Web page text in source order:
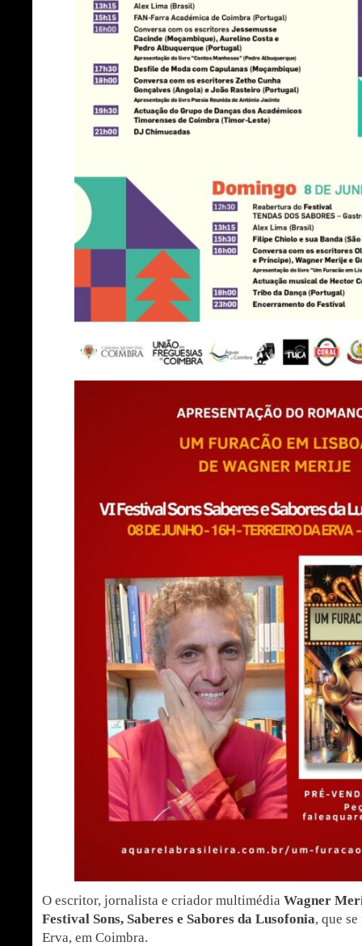
O escritor, jornalista e criador multimédia Wagner
Festival Sons, Saberes e Sabores da Lusofonia, que
Erva, em Coimbra.